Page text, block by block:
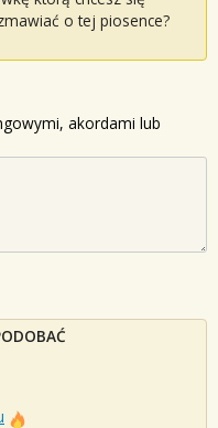
o tej piosence?
akordami lub